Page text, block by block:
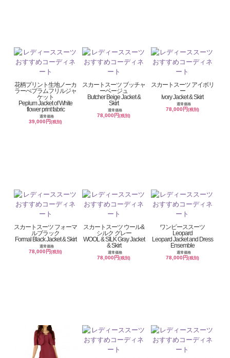
花柄プリント生地ノーカ
ラーぺプラムフリルジャ
ケット
Peplum Jacket of White
flower print fabric
通常価格
39,000円(税別)
スカートスーツ ブッチャ
ーベージュ
Butcher Beige Jacket &
Skirt
通常価格
78,000円(税別)
スカートスーツ アイボリ
ー
Ivory Jacket & Skirt
通常価格
78,000円 (税別)
スカートスーツ フォーマ
ルブラック
Formal Black Jacket & Skirt
通常価格
78,000円(税別)
スカートスーツ ウール&
シルク グレー
WOOL & SILK Gray Jacket
& Skirt
通常価格
78,000円(税別)
ワンピーススーツ
Leopard
Leopard Jacket and Dress
Ensemble
通常価格
78,000円 (税別)